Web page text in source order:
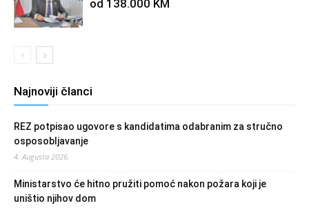
od 138.000 KM
Najnoviji članci
REZ potpisao ugovore s kandidatima odabranim za stručno
osposobljavanje
4. Augusta 2026.
Ministarstvo će hitno pružiti pomoć nakon požara koji je
uništio njihov dom